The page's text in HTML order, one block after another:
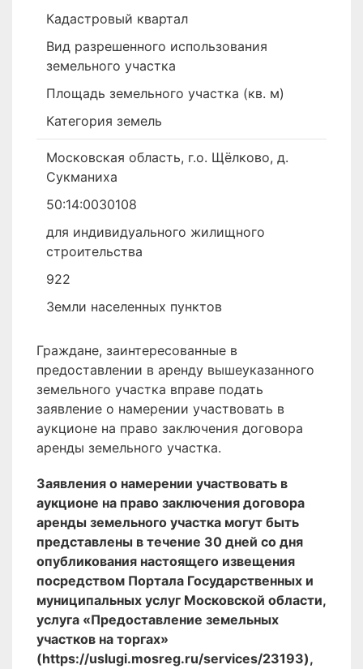
Кадастровый квартал
Вид разрешенного использования
земельного участка
Площадь земельного участка (кв. м)
Категория земель
Московская область, г.о. Щёлково, д.
Сукманиха
50:14:0030108
для индивидуального жилищного
строительства
922
Земли населенных пунктов
Граждане, заинтересованные в
предоставлении в аренду вышеуказанного
земельного участка вправе подать
заявление о намерении участвовать в
аукционе на право заключения договора
аренды земельного участка.
Заявления о намерении участвовать в
аукционе на право заключения договора
аренды земельного участка могут быть
представлены в течение 30 дней со дня
опубликования настоящего извещения
посредством Портала Государственных и
муниципальных услуг Московской области,
услуга «Предоставление земельных
участков на торгах»
(https://uslugi.mosreg.ru/services/23193),